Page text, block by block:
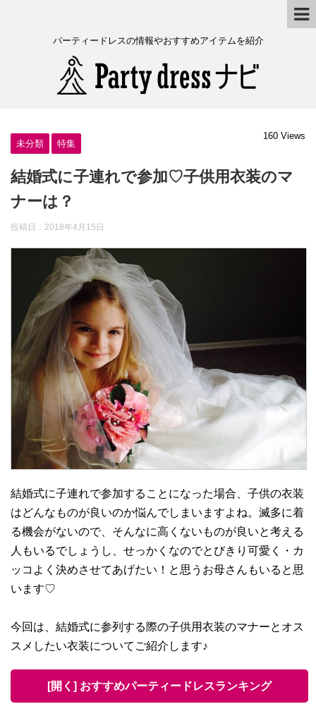
パーティードレスの情報やおすすめアイテムを紹介
未分類 特集
160 Views
結婚式に子連れで参加♡子供用衣装のマ
ナーは？
投稿日： 2018年4月15日
結婚式に子連れで参加することになった場合、子供の衣装
はどんなものが良いのか悩んでしまいますよね。滅多に着
る機会がないので、そんなに高くないものが良いと考える
人もいるでしょうし、せっかくなのでとびきり可愛く・カ
ッコよく決めさせてあげたい！と思うお母さんもいると思
います♡
今回は、結婚式に参列する際の子供用衣装のマナーとオス
スメしたい衣装についてご紹介します♪
[開く] おすすめパーティードレスランキング